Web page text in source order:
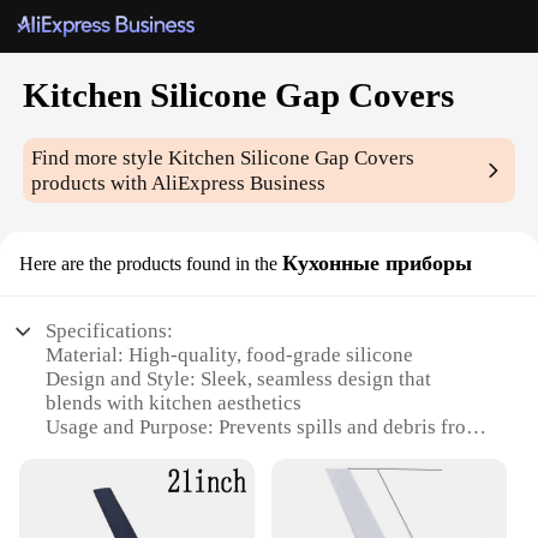
Kitchen Silicone Gap Covers
Find more styleKitchen Silicone Gap Covers
products with AliExpress Business
Here are the products found in the Кухонные приборы
Specifications:
Material: High-quality, food-grade silicone
Design and Style: Sleek, seamless design that
blends with kitchen aesthetics
Usage and Purpose: Prevents spills and debris from
Typical Adaptive Scenario: Ideal for use in any
kitchen with gaps between countertops, cabinets,
and appliances